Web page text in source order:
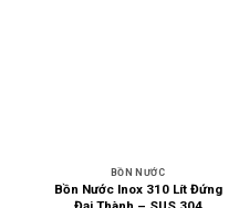
BỒN NƯỚC
Bồn Nước Inox 310 Lít Đứng